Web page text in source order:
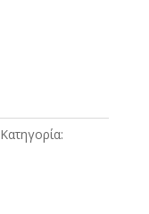
Κατηγορία: